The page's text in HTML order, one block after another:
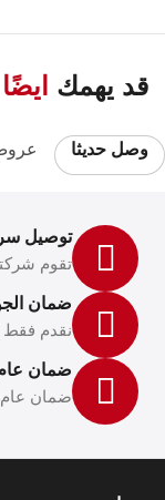
قد يهمك ايضًا
وصل حديثا
توصيل
تقوم
ضمان
نقدم فقط
ضمان
ضمان